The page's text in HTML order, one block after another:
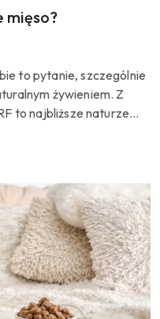
mięso?
to pytanie, szczególnie
żywieniem. Z
to najbliższe naturze